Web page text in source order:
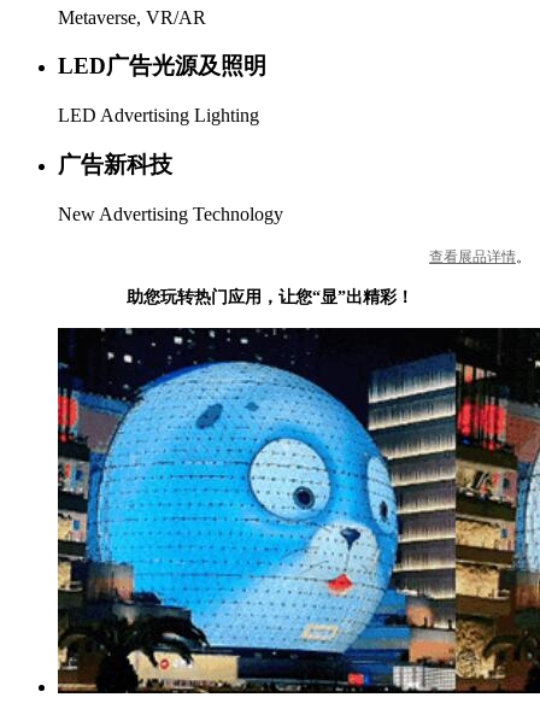
Metaverse, VR/AR
LED广告光源及照明
LED Advertising Lighting
广告新科技
New Advertising Technology
查看展品详情。
助您玩转热门应用，让您“显”出精彩！